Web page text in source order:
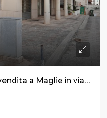
Locale commerciale in vendita a Maglie in via Giannuzzi